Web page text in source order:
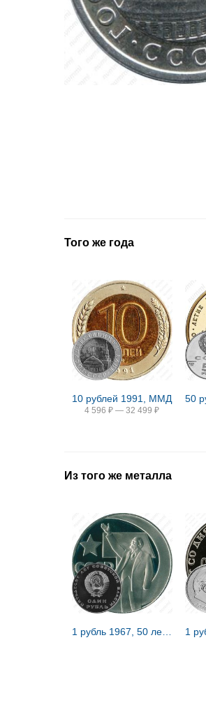
Того же года
10 рублей 1991, ММД
4 596 ₽ — 32 499 ₽
Из того же металла